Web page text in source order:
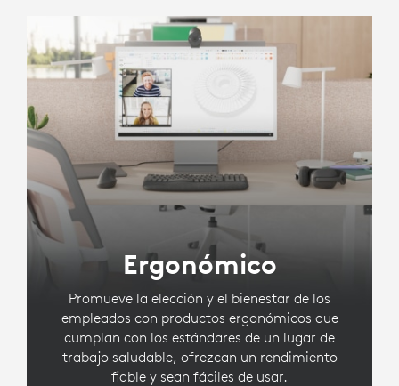
Ergonómico
Promueve la elección y el bienestar de los
empleados con productos ergonómicos que
cumplan con los estándares de un lugar de
trabajo saludable, ofrezcan un rendimiento
fiable y sean fáciles de usar.